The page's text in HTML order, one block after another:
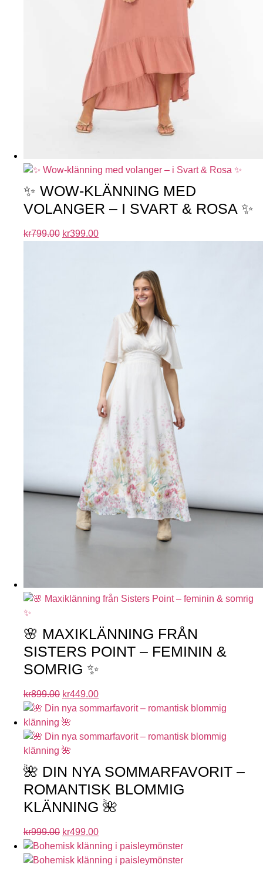
✨ WOW-KLÄNNING MED
VOLANGER – I SVART & ROSA ✨
kr799.00 kr399.00
🌸 MAXIKLÄNNING FRÅN
SISTERS POINT – FEMININ &
SOMRIG ✨
kr899.00 kr449.00
🌺 DIN NYA SOMMARFAVORIT –
ROMANTISK BLOMMIG
KLÄNNING 🌺
kr999.00 kr499.00